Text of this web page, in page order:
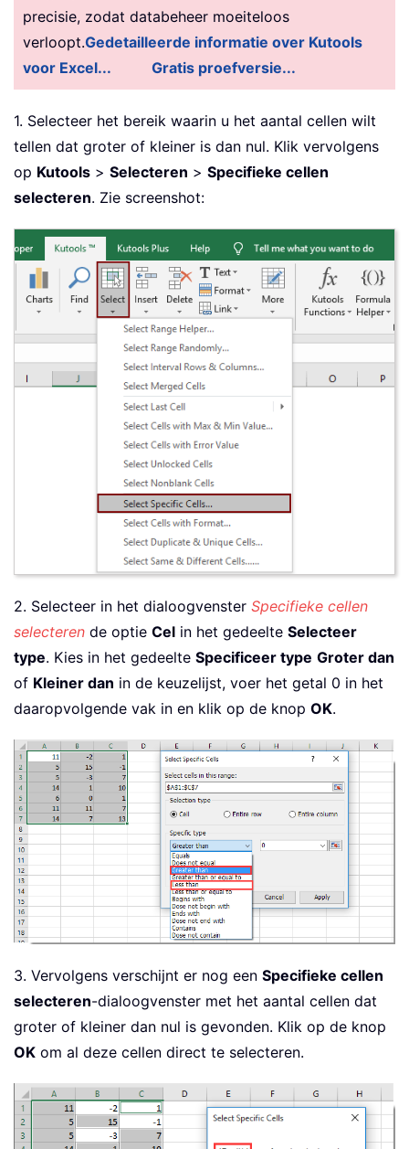
precisie, zodat databeheer moeiteloos
verloopt.Gedetailleerde informatie over Kutools
voor Excel...
Gratis proefversie...
1. Selecteer het bereik waarin u het aantal cellen wilt
tellen dat groter of kleiner is dan nul. Klik vervolgens
op Kutools > Selecteren > Specifieke cellen
selecteren. Zie screenshot:
2. Selecteer in het dialoogvenster Specifieke cellen
selecteren de optie Cel in het gedeelte Selecteer
type. Kies in het gedeelte Specificeer type Groter dan
of Kleiner dan in de keuzelijst, voer het getal 0 in het
daaropvolgende vak in en klik op de knop OK.
3. Vervolgens verschijnt er nog een Specifieke cellen
selecteren-dialoogvenster met het aantal cellen dat
groter of kleiner dan nul is gevonden. Klik op de knop
OK om al deze cellen direct te selecteren.